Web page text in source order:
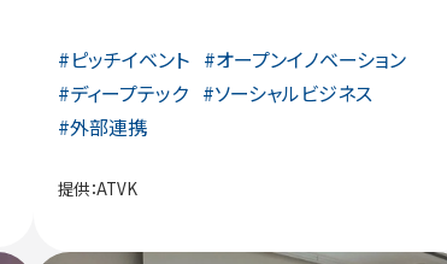
#ピッチイベント #オープンイノベーション
#ディープテック #ソーシャルビジネス
#外部連携
提供：ATVK